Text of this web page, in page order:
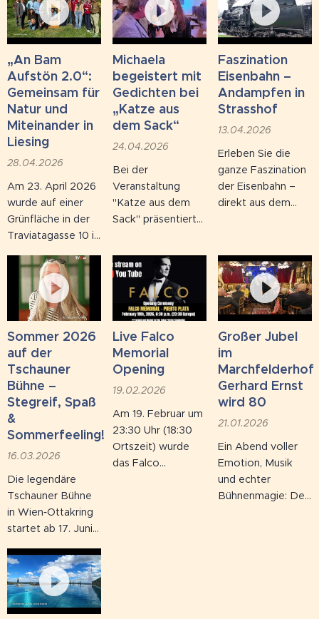
Sommerfest auf
das Gelände des
Zweiradkompetenzzentrums
der
Landesverkehrsabteilung
Wien in
Markgrafneusiedl.
nach Kärnten heim
Zehn Wochen lang
war der Tiergarten
Schönbrunn
Kinderstube für
eine bedrohte Art
– jetzt geht es
zurück in die
Moorfrosch-
Kaulquappen,
aufgezogen aus
Kärntner Laich,
ihren
angestammten
Lebensraum
entlassen, um die
schwindenden...
mit goldenem
Glitzerkleid,
Cabrio‑Auftritt,
30‑köpfiger
Blaskapelle und
weißen
Luftballons
„An Bam
Aufstön 2.0“:
Gemeinsam für
Natur und
Miteinander in
Liesing
28.04.2026
Am 23. April 2026
wurde auf einer
Grünfläche in der
Traviatagasse 10 in
gemeinsames
Zeichen für
Naturschutz und
Zusammenhalt
gesetzt. Im
Rahmen der
Aktion "An Bam
Aufstön 2.0"
pflanzten
Vertreter*innen
der
gemeinsam mit
der der MA 49-
Forstamt einen
heimischen Baum
(Feldahorn). Die
Aktion knüpft...
Michaela
begeistert mit
Gedichten bei
„Katze aus
dem Sack“
24.04.2026
Bei der
Veranstaltung
"Katze aus dem
Sack" präsentierte
[Nachname] ihre
selbst verfassten
Gedichte und
Kurzgeschichten.
Ihre Texte,
inspiriert von
Edgar Allan Poe,
mit leiser
Melancholie und
sorgten für einen
besonderen
Faszination
Eisenbahn –
Andampfen in
Strasshof
13.04.2026
Erleben Sie die
ganze Faszination
der Eisenbahn –
direkt aus dem
"Andampfen"
feiern wir nicht nur
den Start in die
neue Saison,
sondern blicken
auch auf ein
Rekordjahr zurück:
mehr Besucher,
mehr
ehrenamtliche
Stunden und große
Fortschritte bei
Infrastruktur und
Sommer 2026
auf der
Tschauner
Bühne –
Stegreif, Spaß
&
Sommerfeeling!
16.03.2026
Die legendäre
Tschauner Bühne
in Wien‑Ottakring
startet ab 17. Juni
durch – und das
mit einem
Programm, das
garantiert
Live Falco
Memorial
Opening
19.02.2026
Am 19. Februar um
23:30 Uhr (18:30
Ortszeit) wurde
das Falco
Großer Jubel
im
Marchfelderhof
Gerhard Ernst
wird 80
21.01.2026
Ein Abend voller
Emotion, Musik
und echter
Bühnenmagie: Der